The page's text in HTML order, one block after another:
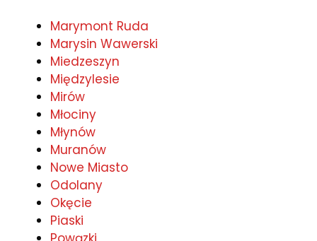
Marymont Ruda
Marysin Wawerski
Miedzeszyn
Międzylesie
Mirów
Młociny
Młynów
Muranów
Nowe Miasto
Odolany
Okęcie
Piaski